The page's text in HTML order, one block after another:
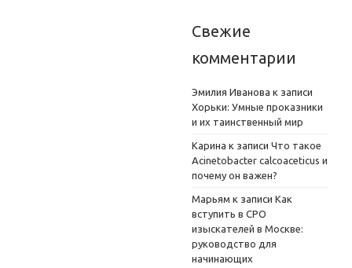
Свежие
комментарии
Эмилия Иванова к записи
Хорьки: Умные проказники
и их таинственный мир
Карина к записи Что такое
Acinetobacter calcoaceticus и
почему он важен?
Марьям к записи Как
вступить в СРО
изыскателей в Москве:
руководство для
начинающих